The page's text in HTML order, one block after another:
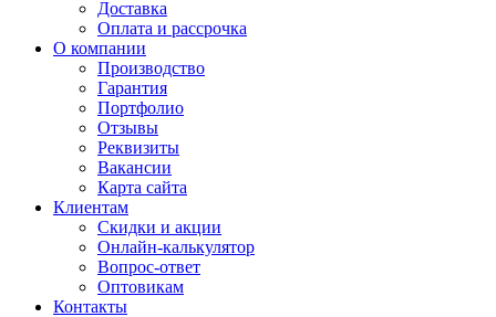
Доставка
Оплата и рассрочка
О компании
Производство
Гарантия
Портфолио
Отзывы
Реквизиты
Вакансии
Карта сайта
Клиентам
Скидки и акции
Онлайн-калькулятор
Вопрос-ответ
Оптовикам
Контакты